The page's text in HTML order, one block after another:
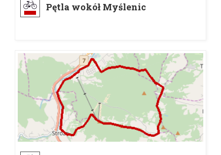
Pętla wokół Myślenic